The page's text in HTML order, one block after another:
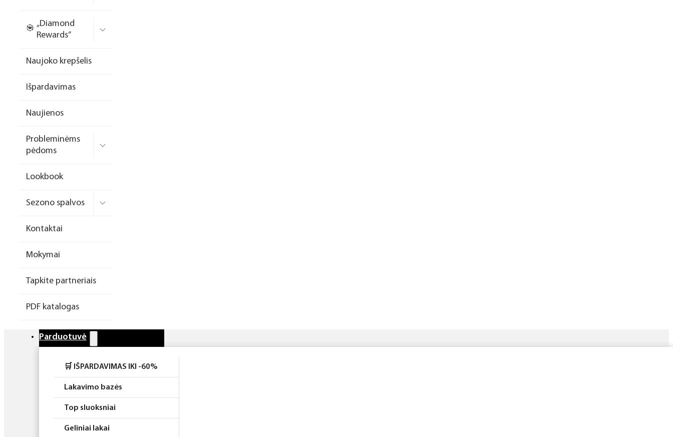
formelės/priedai
Dildės
Įrankiai
Laufwunder pėdų priežiūra
priemonės
Rinkiniai
„Diamond
Rewards“
Naujoko krepšelis
Išpardavimas
Naujienos
Probleminėms
pėdoms
Lookbook
Sezono spalvos
Kontaktai
Mokymai
Tapkite partneriais
PDF katalogas
Parduotuvė
🛒 IŠPARDAVIMAS IKI -60%
Lakavimo bazės
Top sluoksniai
Geliniai lakai